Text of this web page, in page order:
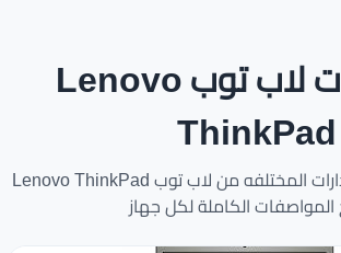
اصدارات لاب توب Lenovo
عرض انواع الاصدارات المختلفه من لاب توب Lenovo ThinkPad